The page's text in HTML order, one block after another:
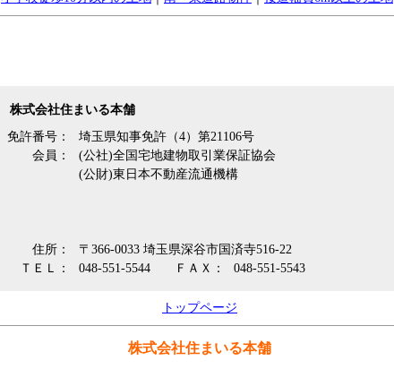
株式会社住まいる本舗
免許番号：
埼玉県知事免許（4）第21106号
会員：
(公社)全国宅地建物取引業保証協会
(公財)東日本不動産流通機構
住所：
〒366-0033 埼玉県深谷市国済寺516-22
ＴＥＬ：
048-551-5544 ＦＡＸ： 048-551-5543
トップページ
株式会社住まいる本舗